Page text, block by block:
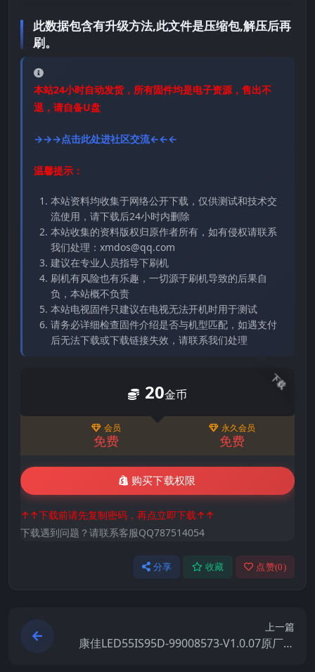
此数据包含有升级方法,此文件是压缩包,解压后再
刷。
本站24小时自动发货，所有固件均是电子资源，售出不
退，请自备U盘
→→→点击此处进社区交流←←←
温馨提示：
本站资料均收集于网络公开下载，仅供测试和技术交
流使用，请下载后24小时内删除
本站收集的资料版权归原作者所有，如有侵权请联系
我们处理：xmdos@qq.com
建议在专业人员指导下刷机
刷机有风险也有乐趣，一切源于刷机导致的后果自
负，本站概不负责
本站电视固件只建议在电视无法开机时用于测试
请务必详细检查固件介绍是否与机型匹配，如遇支付
后无法下载或下载链接失效，请联系我们处理
下载
20金币
会员
免费
永久会员
免费
购买下载权限
↑↑下载前请先复制密码，再点立即下载↑↑
下载遇到问题？请联系客服QQ787514054
分享 收藏 点赞(0)
上一篇
康佳LED55IS95D-99008573-V1.0.07原厂系